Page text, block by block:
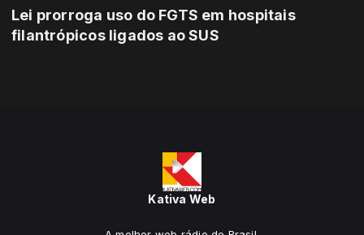
Lei prorroga uso do FGTS em hospitais
filantrópicos ligados ao SUS
Kativa Web